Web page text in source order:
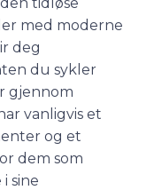
med moderne
deg
du sykler
gjennom
vanligvis et
og et
dem som
sine